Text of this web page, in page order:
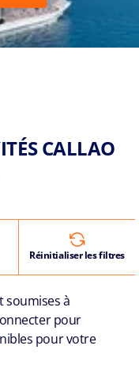
CALLAO
Réinitialiser les filtres
soumises à
pour
pour votre